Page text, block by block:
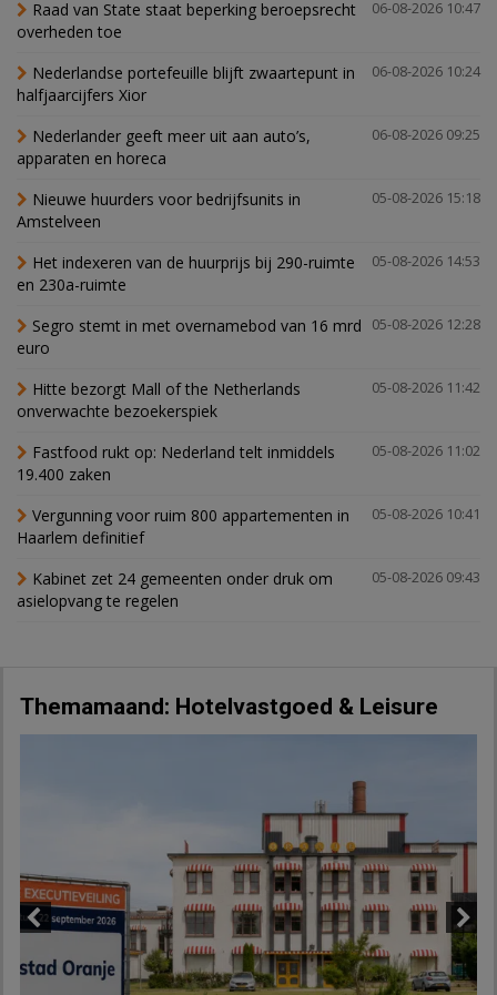
06-08-2026 10:47
Raad van State staat beperking beroepsrecht
overheden toe
06-08-2026 10:24
Nederlandse portefeuille blijft zwaartepunt in
halfjaarcijfers Xior
06-08-2026 09:25
Nederlander geeft meer uit aan auto’s,
apparaten en horeca
05-08-2026 15:18
Nieuwe huurders voor bedrijfsunits in
Amstelveen
05-08-2026 14:53
Het indexeren van de huurprijs bij 290-ruimte
en 230a-ruimte
05-08-2026 12:28
Segro stemt in met overnamebod van 16 mrd
euro
05-08-2026 11:42
Hitte bezorgt Mall of the Netherlands
onverwachte bezoekerspiek
05-08-2026 11:02
Fastfood rukt op: Nederland telt inmiddels
19.400 zaken
05-08-2026 10:41
Vergunning voor ruim 800 appartementen in
Haarlem definitief
05-08-2026 09:43
Kabinet zet 24 gemeenten onder druk om
asielopvang te regelen
Themamaand: Hotelvastgoed & Leisure
Next